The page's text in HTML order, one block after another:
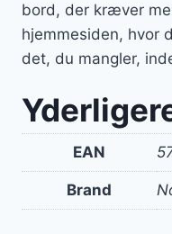
bord, der kræver
hjemmesiden, hvor
det, du mangler,
EAN
Brand